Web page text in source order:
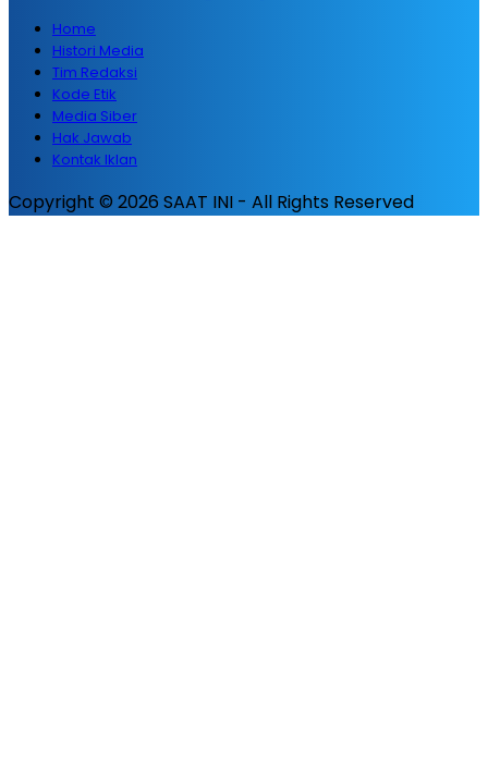
Home
Histori Media
Tim Redaksi
Kode Etik
Media Siber
Hak Jawab
Kontak Iklan
Copyright © 2026 SAAT INI - All Rights Reserved